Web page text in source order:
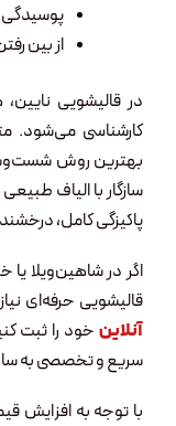
پوسیدگی
از بین
در قالیشویی
کارشناسی می‌شود.
بهترین روش
سازگار با الیاف
پاکیزگی کامل،
اگر در شاهین‌ویلا
قالیشویی حرفه‌ای
آنلاین خود را ثبت
سریع و تخصصی به
با توجه به افزایش